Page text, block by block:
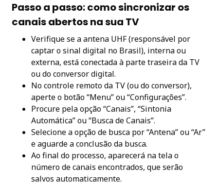
Passo a passo: como sincronizar os
canais abertos na sua TV
Verifique se a antena UHF (responsável por
captar o sinal digital no Brasil), interna ou
externa, está conectada à parte traseira da TV
ou do conversor digital.
No controle remoto da TV (ou do conversor),
aperte o botão “Menu” ou “Configurações”.
Procure pela opção “Canais”, “Sintonia
Automática” ou “Busca de Canais”.
Selecione a opção de busca por “Antena” ou “Ar”
e aguarde a conclusão da busca.
Ao final do processo, aparecerá na tela o
número de canais encontrados, que serão
salvos automaticamente.